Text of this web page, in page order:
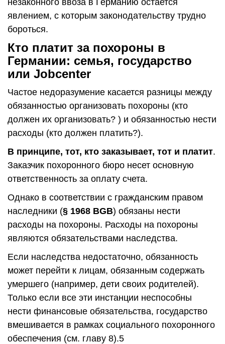
явлением, с которым законодательству трудно
бороться.
Кто платит за похороны в
Германии: семья, государство
или Jobcenter
Частое недоразумение касается разницы между
обязанностью организовать похороны (кто
должен их организовать? ) и обязанностью нести
расходы (кто должен платить?).
В принципе, тот, кто заказывает, тот и платит.
Заказчик похоронного бюро несет основную
ответственность за оплату счета.
Однако в соответствии с гражданским правом
наследники (§ 1968 BGB) обязаны нести
расходы на похороны. Расходы на похороны
являются обязательствами наследства.
Если наследства недостаточно, обязанность
может перейти к лицам, обязанным содержать
умершего (например, дети своих родителей).
Только если все эти инстанции неспособны
нести финансовые обязательства, государство
вмешивается в рамках социального похоронного
обеспечения (см. главу 8).5